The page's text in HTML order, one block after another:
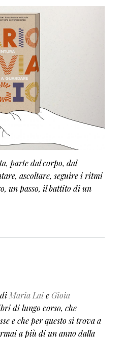
parte dal corpo, dal
ascoltare, seguire i ritmi
un passo, il battito di un
di Maria LaieGioia
di lungo corso, che
e che per questo si trova a
a più di un anno dalla